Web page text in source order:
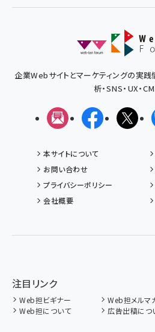
企業Webサイトとマーケティングの実践
析・SNS・UX・
メルマガFacebookX(
本サイトについて
お問い合わせ
プライバシーポリシー
会社概要
注目リンク
Web担ビギナー Web担メルマ
Web担について
広告出稿につ